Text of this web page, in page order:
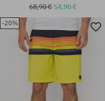
Dostupné veľkosti:
68,90 € 54,90 €
-20%